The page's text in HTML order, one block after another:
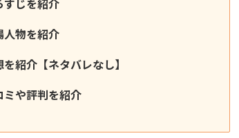
すじを紹介
人物を紹介
紹介【ネタバレなし】
ミや評判を紹介